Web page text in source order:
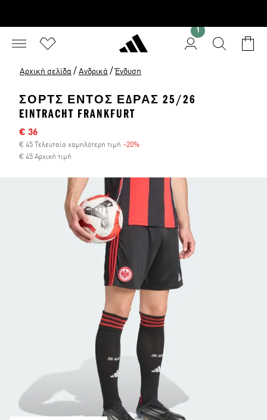
1
Αρχική σελίδα / Ανδρικά / Ένδυση
ΣΟΡΤΣ ΕΝΤΌΣ ΈΔΡΑΣ 25/26
EINTRACHT FRANKFURT
Τιμή έκπτωσης
€ 36
€ 45 Τελευταία χαμηλότερη τιμή -20%
€ 45 Αρχική τιμή